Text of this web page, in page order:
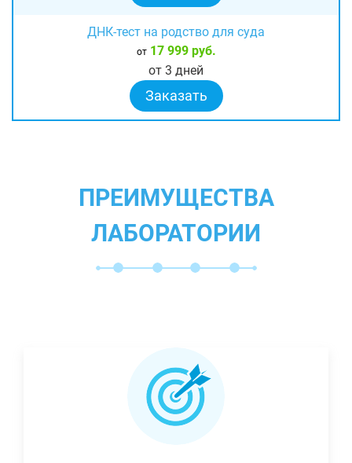
ДНК-тест на родство для суда
от17 999 руб.
от 3 дней
Заказать
ПРЕИМУЩЕСТВА
ЛАБОРАТОРИИ